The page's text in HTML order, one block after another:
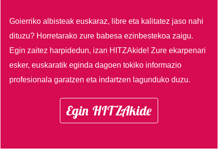
Goierriko albisteak euskaraz, libre eta kalitatez jaso nahi
dituzu? Horretarako zure babesa ezinbestekoa zaigu.
Egin zaitez harpidedun, izan HITZAkide!Zure ekarpenari
esker, euskaratik eginda dagoen tokiko informazio
profesionala garatzen eta indartzen lagunduko duzu.
Egin HITZAkide